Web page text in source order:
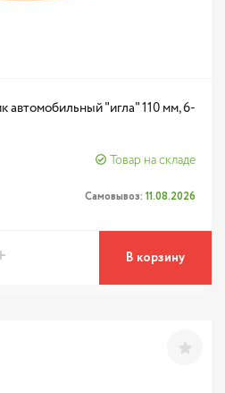
"игла" 110 мм, 6-
Товар на складе
Самовывоз: 11.08.2026
В корзину